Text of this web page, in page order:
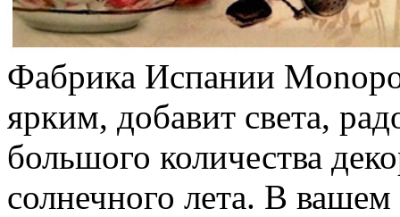
Фабрика Испании
ярким, добавит света,
большого количества
солнечного лета. В